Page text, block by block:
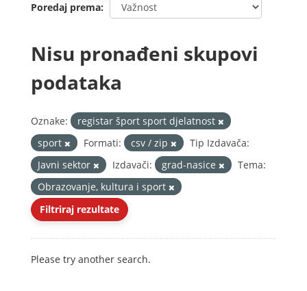
Poredaj prema
Nisu pronađeni skupovi
podataka
Oznake:
registar šport sport djelatnost
sport
Formati: csv / zip
Tip Izdavača:
Javni sektor
Izdavači: grad-nasice
Tema:
Obrazovanje, kultura i sport
Filtriraj rezultate
Please try another search.